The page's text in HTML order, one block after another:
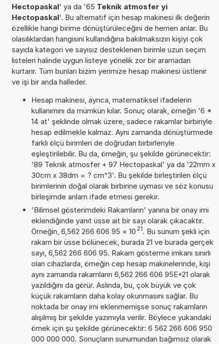
Hectopaskal' ya da '65 Teknik atmosfer yi
Hectopaskal'. Bu alternatif için hesap makinesi ilk değerin
özellikle hangi birime dönüştürüleceğini de hemen anlar. Bu
olasılıklardan hangisini kullandığına bakılmaksızın kişiyi çok
sayıda kategori ve sayısız desteklenen birimle uzun seçim
listeleri halinde uygun listeye yönelik zor bir aramadan
kurtarır. Tüm bunları bizim yerimize hesap makinesi üstlenir
ve işi bir anda halleder.
Hesap makinesi, ayrıca, matematiksel ifadelerin
kullanımını da mümkün kılar. Sonuç olarak, örneğin '6 *
14 at' şeklinde olmak üzere, sadece rakamlar birbiriyle
hesap edilmekle kalmaz. Aynı zamanda dönüştürmede
farklı ölçü birimleri de doğrudan birbirleriyle
eşleştirilebilir. Bu da, örneğin, şu şekilde görünecektir:
'89 Teknik atmosfer + 97 Hectopaskal' ya da '22mm x
30cm x 38dm = ? cm^3'. Bu şekilde birleştirilen ölçü
birimlerinin doğal olarak birbirine uyması ve söz konusu
birleşimde anlam ifade etmesi gerekir.
'Bilimsel gösterimdeki Rakamların' yanına bir onay imi
eklendiğinde yanıt üsse ait bir sayı olarak çıkacaktır.
Örneğin, 6,562 266 606 95 × 10 21. Bu sunum şekli için
rakam bir üsse bölünecek, burada 21 ve burada gerçek
sayı, 6,562 266 606 95. Rakam gösterme imkanı sınırlı
olan cihazlarda, örneğin cep hesap makinelerinde, kişi
aynı zamanda rakamların 6,562 266 606 95E+21 olarak
yazıldığını da görür. Aslında, bu, çok büyük ve çok
küçük rakamların daha kolay okunmasını sağlar. Bu
noktada bir onay imi eklenmemişse sonuç rakamların
alışılmış bir şekilde yazımıyla verilir. Böylece yukarıdaki
örnek için şu şekilde görünecektir: 6 562 266 606 950
000 000 000. Sonuçların sunumundan bağımsız olarak